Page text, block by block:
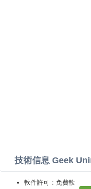
技術信息 Geek
軟件許可：免費軟